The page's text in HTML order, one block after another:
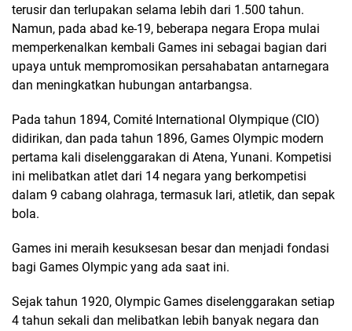
terusir dan terlupakan selama lebih dari 1.500 tahun.
Namun, pada abad ke-19, beberapa negara Eropa mulai
memperkenalkan kembali Games ini sebagai bagian dari
upaya untuk mempromosikan persahabatan antarnegara
dan meningkatkan hubungan antarbangsa.
Pada tahun 1894, Comité International Olympique (CIO)
didirikan, dan pada tahun 1896, Games Olympic modern
pertama kali diselenggarakan di Atena, Yunani. Kompetisi
ini melibatkan atlet dari 14 negara yang berkompetisi
dalam 9 cabang olahraga, termasuk lari, atletik, dan sepak
bola.
Games ini meraih kesuksesan besar dan menjadi fondasi
bagi Games Olympic yang ada saat ini.
Sejak tahun 1920, Olympic Games diselenggarakan setiap
4 tahun sekali dan melibatkan lebih banyak negara dan